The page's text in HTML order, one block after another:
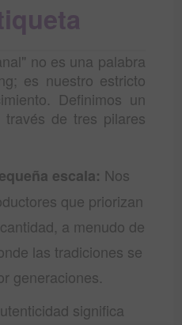
no es una palabra
es nuestro estricto
Definimos un
de tres pilares
escala: Nos
que priorizan
a menudo de
las tradiciones se
generaciones.
significa